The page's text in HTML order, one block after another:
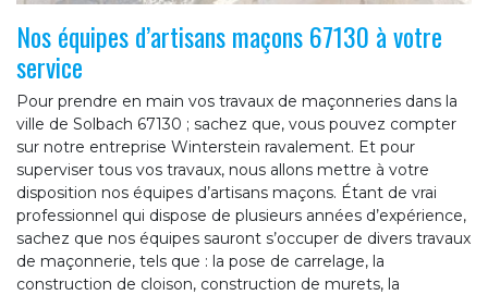
Nos équipes d’artisans maçons 67130 à votre
service
Pour prendre en main vos travaux de maçonneries dans la
ville de Solbach 67130 ; sachez que, vous pouvez compter
sur notre entreprise Winterstein ravalement. Et pour
superviser tous vos travaux, nous allons mettre à votre
disposition nos équipes d’artisans maçons. Étant de vrai
professionnel qui dispose de plusieurs années d’expérience,
sachez que nos équipes sauront s’occuper de divers travaux
de maçonnerie, tels que : la pose de carrelage, la
construction de cloison, construction de murets, la